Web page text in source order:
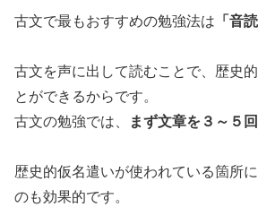
古文で最もおすすめの勉強法は 「音読
古文を声に出して読むことで、歴史
とができるからです。
古文の勉強では、
まず文章を３～５
歴史的仮名遣いが使われている箇所
のも効果的です。